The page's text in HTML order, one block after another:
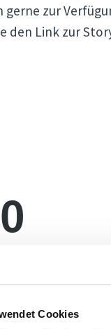
Cookies
gerne zur
den Link zur